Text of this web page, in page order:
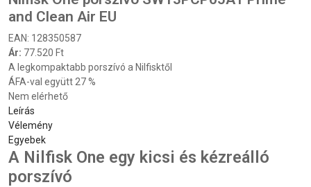
and Clean Air EU
EAN: 128350587
Ár: 77.520 Ft
A legkompaktabb porszívó a Nilfisktől
ÁFA-val együtt 27 %
Nem elérhető
Leírás
Vélemény
Egyebek
A Nilfisk One egy kicsi és kézreálló
porszívó